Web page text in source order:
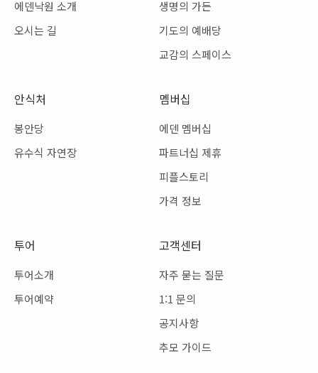
에덴낙원 소개
오시는 길
생명의 가든
기도의 예배당
교감의 스페이스
안식처
봉안당
유수식 자연장
멤버십
에덴 멤버십
파트너십 제휴
피플스토리
가격 정보
투어
투어소개
투어예약
고객센터
자주 묻는 질문
1:1 문의
공지사항
추모 가이드